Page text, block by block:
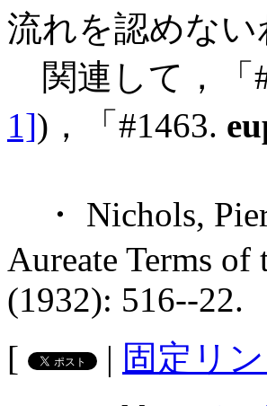
流れを認めな
関連して，「
1])，「#1463.
・ Nichols,
Aureate Terms
(1932): 516--22.
[
| 固定リ